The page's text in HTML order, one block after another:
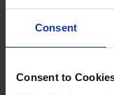
Consent
Consent to